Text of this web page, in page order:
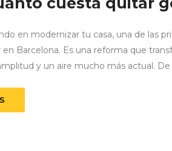
en modernizar tu casa, una de las
Barcelona. Es una reforma que
y un aire mucho más actual.